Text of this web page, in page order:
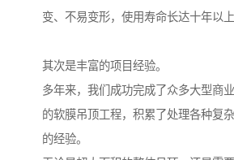
变、不易变形，使用寿命长达十年以上
其次是丰富的项目经验。
多年来，我们成功完成了众多大型商
的软膜吊顶工程，积累了处理各种复
的经验。